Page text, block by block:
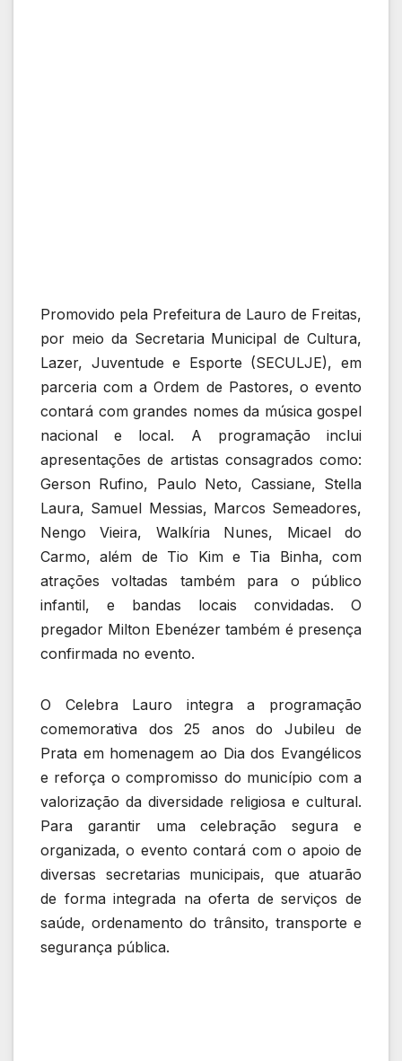
Promovido pela Prefeitura de Lauro de Freitas,
por meio da Secretaria Municipal de Cultura,
Lazer, Juventude e Esporte (SECULJE), em
parceria com a Ordem de Pastores, o evento
contará com grandes nomes da música gospel
nacional e local. A programação inclui
apresentações de artistas consagrados como:
Gerson Rufino, Paulo Neto, Cassiane, Stella
Laura, Samuel Messias, Marcos Semeadores,
Nengo Vieira, Walkíria Nunes, Micael do
Carmo, além de Tio Kim e Tia Binha, com
atrações voltadas também para o público
infantil, e bandas locais convidadas. O
pregador Milton Ebenézer também é presença
confirmada no evento.
O Celebra Lauro integra a programação
comemorativa dos 25 anos do Jubileu de
Prata em homenagem ao Dia dos Evangélicos
e reforça o compromisso do município com a
valorização da diversidade religiosa e cultural.
Para garantir uma celebração segura e
organizada, o evento contará com o apoio de
diversas secretarias municipais, que atuarão
de forma integrada na oferta de serviços de
saúde, ordenamento do trânsito, transporte e
segurança pública.